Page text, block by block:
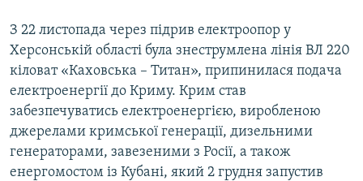
З 22 листопада через підрив електроопор у
Херсонській області була знеструмлена лінія ВЛ 220
кіловат «Каховська – Титан», припинилася подача
електроенергії до Криму. Крим став
забезпечуватись електроенергією, виробленою
джерелами кримської генерації, дизельними
генераторами, завезеними з Росії, а також
енергомостом із Кубані, який 2 грудня запустив